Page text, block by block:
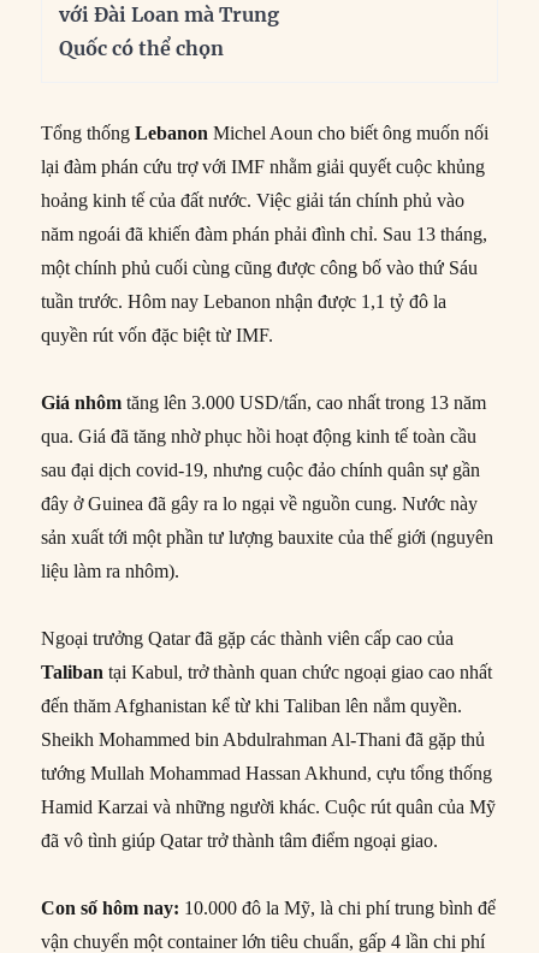
với Đài Loan mà Trung
Quốc có thể chọn
Tổng thốngLebanon Michel Aoun cho biết ông muốn nối
lại đàm phán cứu trợ với IMF nhằm giải quyết cuộc khủng
hoảng kinh tế của đất nước. Việc giải tán chính phủ vào
năm ngoái đã khiến đàm phán phải đình chỉ. Sau 13 tháng,
một chính phủ cuối cùng cũng được công bố vào thứ Sáu
tuần trước. Hôm nay Lebanon nhận được 1,1 tỷ đô la
quyền rút vốn đặc biệt từ IMF.
Giá nhôm tăng lên 3.000 USD/tấn, cao nhất trong 13 năm
qua. Giá đã tăng nhờ phục hồi hoạt động kinh tế toàn cầu
sau đại dịch covid-19, nhưng cuộc đảo chính quân sự gần
đây ở Guinea đã gây ra lo ngại về nguồn cung. Nước này
sản xuất tới một phần tư lượng bauxite của thế giới (nguyên
liệu làm ra nhôm).
Ngoại trưởng Qatar đã gặp các thành viên cấp cao của
Taliban tại Kabul, trở thành quan chức ngoại giao cao nhất
đến thăm Afghanistan kể từ khi Taliban lên nắm quyền.
Sheikh Mohammed bin Abdulrahman Al-Thani đã gặp thủ
tướng Mullah Mohammad Hassan Akhund, cựu tổng thống
Hamid Karzai và những người khác. Cuộc rút quân của Mỹ
đã vô tình giúp Qatar trở thành tâm điểm ngoại giao.
Con số hôm nay: 10.000 đô la Mỹ, là chi phí trung bình để
vận chuyển một container lớn tiêu chuẩn, gấp 4 lần chi phí